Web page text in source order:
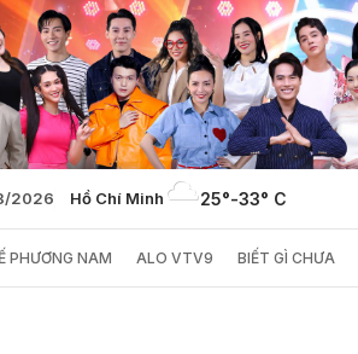
2026 Hồ Chí Minh 25°-33° C
PHƯƠNG NAM ALO VTV9 BIẾT GÌ CHƯA